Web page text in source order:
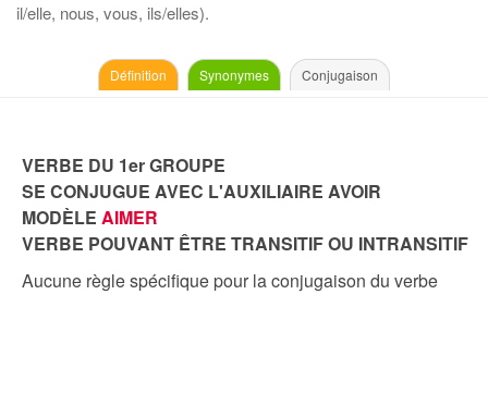
il/elle, nous, vous, ils/elles).
Définition Synonymes Conjugaison
VERBE DU 1er GROUPE
SE CONJUGUE AVEC L'AUXILIAIRE AVOIR
MODÈLE AIMER
VERBE POUVANT ÊTRE TRANSITIF OU INTRANSITIF
Aucune règle spécifique pour la conjugaison du verbe